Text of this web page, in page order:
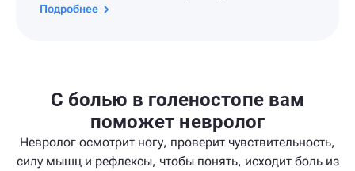
Подробнее
С болью в голеностопе вам
поможет невролог
Невролог осмотрит ногу, проверит чувствительность,
силу мышц и рефлексы, чтобы понять, исходит боль из